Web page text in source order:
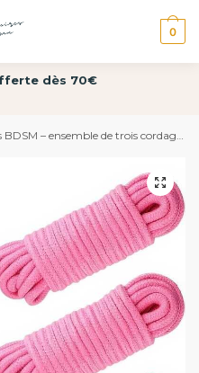
0
dès 70€
– ensemble de trois cordages shibari en teinte rose